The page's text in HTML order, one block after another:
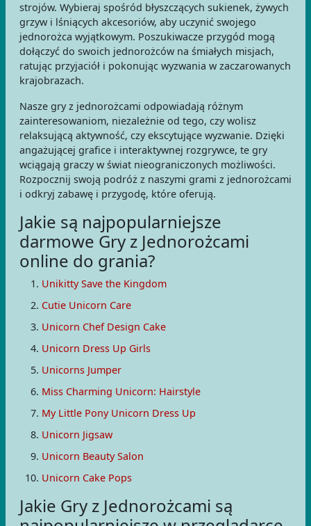
strojów. Wybieraj spośród błyszczących sukienek, żywych
grzyw i lśniących akcesoriów, aby uczynić swojego
jednorożca wyjątkowym. Poszukiwacze przygód mogą
dołączyć do swoich jednorożców na śmiałych misjach,
ratując przyjaciół i pokonując wyzwania w zaczarowanych
krajobrazach.
Nasze gry z jednorożcami odpowiadają różnym
zainteresowaniom, niezależnie od tego, czy wolisz
relaksującą aktywność, czy ekscytujące wyzwanie. Dzięki
angażującej grafice i interaktywnej rozgrywce, te gry
wciągają graczy w świat nieograniczonych możliwości.
Rozpocznij swoją podróż z naszymi grami z jednorożcami
i odkryj zabawę i przygodę, które oferują.
Jakie są najpopularniejsze
darmowe Gry z Jednorożcami
online do grania?
Unikitty Save the Kingdom
Cutie Unicorn Care
Unicorn Chef Design Cake
Unicorn Dress Up Girls
Unicorns Jumper
Miss Charming Unicorn: Hairstyle
My Little Pony Unicorn Dress Up
Unicorn Jigsaw
Unicorn Beauty Salon
Unicorn Cake Pops
Jakie Gry z Jednorożcami są